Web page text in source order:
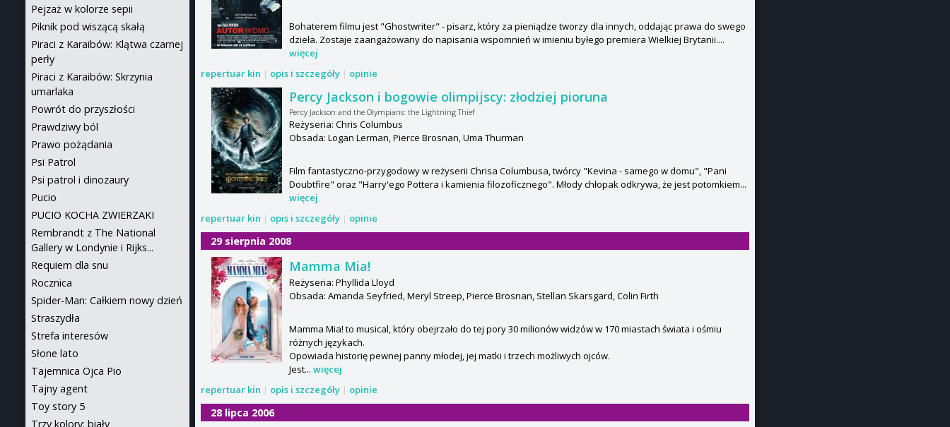
Bohaterem filmu jest "Ghostwriter" - pisarz, który za pieniądze tworzy dla innych, oddając prawa do swego
dzieła. Zostaje zaangażowany do napisania wspomnień w imieniu byłego premiera Wielkiej Brytanii....
więcej
repertuar kin | opis i szczegóły | opinie
Percy Jackson i bogowie olimpijscy: złodziej pioruna
Percy Jackson and the Olympians: the Lightning Thief
Reżyseria: Chris Columbus
Obsada: Logan Lerman, Pierce Brosnan, Uma Thurman
Film fantastyczno-przygodowy w reżyserii Chrisa Columbusa, twórcy "Kevina - samego w domu", "Pani
Doubtfire" oraz "Harry'ego Pottera i kamienia filozoficznego". Młody chłopak odkrywa, że jest potomkiem...
więcej
repertuar kin | opis i szczegóły | opinie
29 sierpnia 2008
Mamma Mia!
Reżyseria: Phyllida Lloyd
Obsada: Amanda Seyfried, Meryl Streep, Pierce Brosnan, Stellan Skarsgard, Colin Firth
Mamma Mia! to musical, który obejrzało do tej pory 30 milionów widzów w 170 miastach świata i ośmiu
różnych językach.
Opowiada historię pewnej panny młodej, jej matki i trzech możliwych ojców.
Jest... więcej
repertuar kin | opis i szczegóły | opinie
28 lipca 2006
Pejzaż w kolorze sepii
Piknik pod wiszącą skałą
Piraci z Karaibów: Klątwa czarnej
perły
Piraci z Karaibów: Skrzynia
umarlaka
Powrót do przyszłości
Prawdziwy ból
Prawo pożądania
Psi Patrol
Psi patrol i dinozaury
Pucio
PUCIO KOCHA ZWIERZAKI
Rembrandt z The National
Gallery w Londynie i Rijks...
Requiem dla snu
Rocznica
Spider-Man: Całkiem nowy dzień
Straszydła
Strefa interesów
Słone lato
Tajemnica Ojca Pio
Tajny agent
Toy story 5
Trzy kolory: biały